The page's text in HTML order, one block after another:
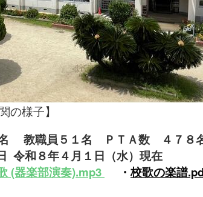
】
教職員５１名
ＰＴＡ数 ４７８
令和８年４月１ 日（水）現在
(器楽部演奏).mp3 ・校歌の楽譜